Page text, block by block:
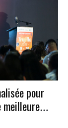
pour